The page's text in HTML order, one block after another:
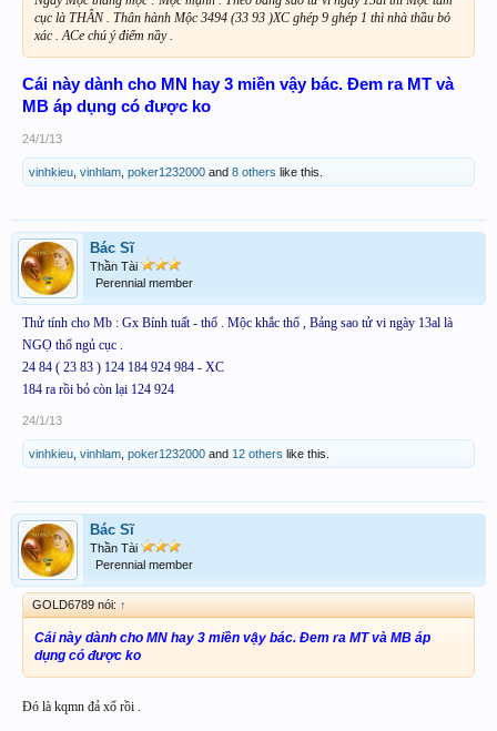
cục là THÂN . Thân hành Mộc 3494 (33 93 )XC ghép 9 ghép 1 thì nhà thầu bỏ
xác . ACe chú ý điểm nầy .
Cái này dành cho MN hay 3 miền vậy bác. Đem ra MT và
MB áp dụng có được ko
24/1/13
vinhkieu vinhlam poker1232000 and 8 others like this.
Bác Sĩ
Thần Tài
Perennial member
Thử tính cho Mb : Gx Bính tuất - thổ . Mộc khắc thổ , Bảng sao tử vi ngày 13al là
NGỌ thổ ngủ cục .
24 84 ( 23 83 ) 124 184 924 984 - XC
184 ra rồi bỏ còn lại 124 924
24/1/13
vinhkieu vinhlam poker1232000 and 12 others like this.
Bác Sĩ
Thần Tài
Perennial member
GOLD6789 nói: ↑
Cái này dành cho MN hay 3 miền vậy bác. Đem ra MT và MB áp
dụng có được ko
Đó là kqmn đả xổ rồi .